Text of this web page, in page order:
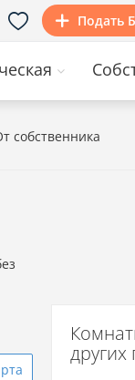
Подать
собственника
других